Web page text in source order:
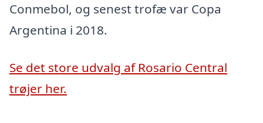
Conmebol, og senest trofæ var Copa
Argentina i 2018.
Se det store udvalg af Rosario Central
trøjer her.